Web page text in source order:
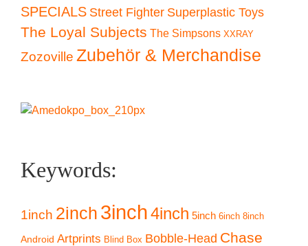
SPECIALS Street Fighter Superplastic Toys
The Loyal Subjects The Simpsons XXRAY
Zozoville Zubehör & Merchandise
Keywords:
1inch 2inch 3inch4inch 5inch 6inch 8inch
Android Artprints Blind Box Bobble-Head Chase